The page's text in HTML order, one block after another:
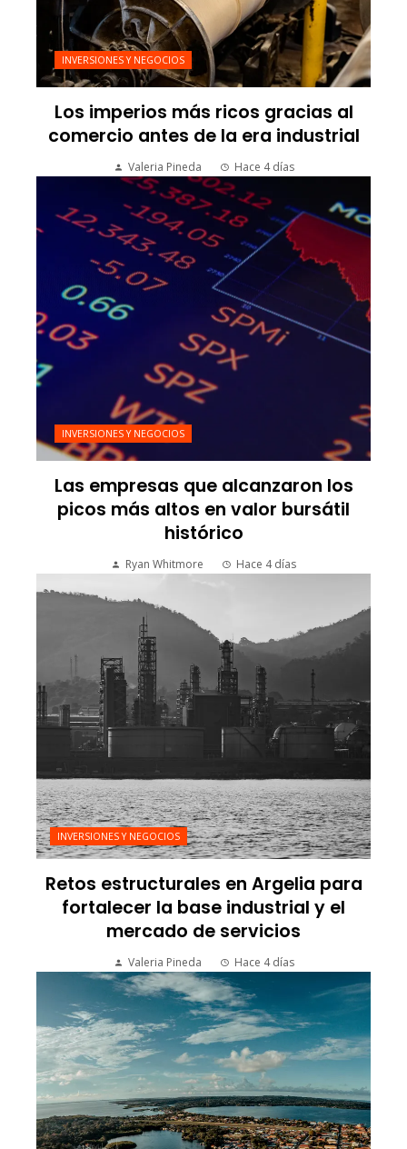
INVERSIONES Y NEGOCIOS
Los imperios más ricos gracias al
comercio antes de la era industrial
Valeria Pineda Hace 4 días
INVERSIONES Y NEGOCIOS
Las empresas que alcanzaron los
picos más altos en valor bursátil
histórico
Ryan Whitmore Hace 4 días
INVERSIONES Y NEGOCIOS
Retos estructurales en Argelia para
fortalecer la base industrial y el
mercado de servicios
Valeria Pineda Hace 4 días